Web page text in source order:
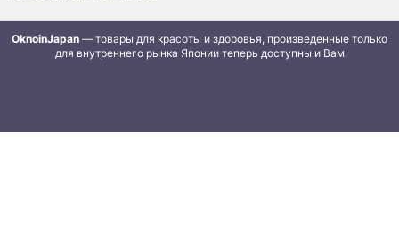
OknoinJapan — товары для красоты и здоровья, произведенные только
для внутреннего рынка Японии теперь доступны и Вам